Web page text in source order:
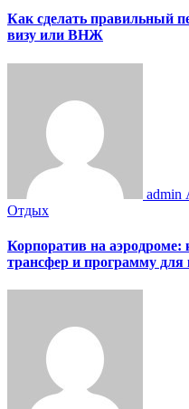
Как сделать правильный
визу или ВНЖ
admin
Отдых
Корпоратив на
трансфер и программу